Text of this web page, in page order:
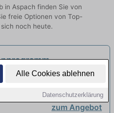
Alle Cookies ablehnen
Datenschutzerklärung
in Aspach finden Sie von
freie Optionen von Top-
noch heute.
vertriebsorientiert
SBW (m/w/d)
2026 neu
| Stuttgart
zum Angebot